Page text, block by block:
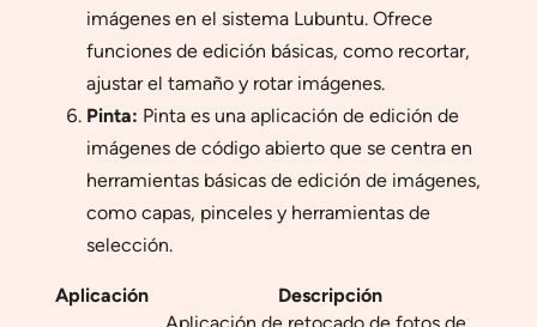
imágenes en el sistema Lubuntu. Ofrece
funciones de edición básicas, como recortar,
ajustar el tamaño y rotar imágenes.
Pinta: Pinta es una aplicación de edición de
imágenes de código abierto que se centra en
herramientas básicas de edición de imágenes,
como capas, pinceles y herramientas de
selección.
Aplicación Descripción